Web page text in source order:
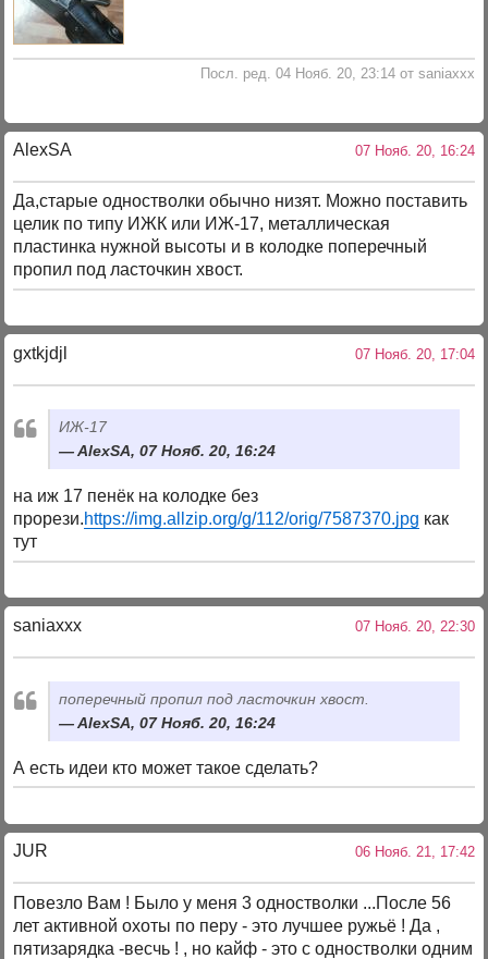
Посл. ред. 04 Нояб. 20, 23:14 от saniaxxx
AlexSA 07 Нояб. 20, 16:24
Да,старые одностволки обычно низят. Можно поставить
целик по типу ИЖК или ИЖ-17, металлическая
пластинка нужной высоты и в колодке поперечный
пропил под ласточкин хвост.
gxtkjdjl 07 Нояб. 20, 17:04
ИЖ-17
AlexSA, 07 Нояб. 20, 16:24
на иж 17 пенёк на колодке без
прорези.https://img.allzip.org/g/112/orig/7587370.jpg как
тут
saniaxxx 07 Нояб. 20, 22:30
поперечный пропил под ласточкин хвост.
AlexSA, 07 Нояб. 20, 16:24
А есть идеи кто может такое сделать?
JUR 06 Нояб. 21, 17:42
Повезло Вам ! Было у меня 3 одностволки ...После 56
лет активной охоты по перу - это лучшее ружьё ! Да ,
пятизарядка -весчь ! , но кайф - это с одностволки одним